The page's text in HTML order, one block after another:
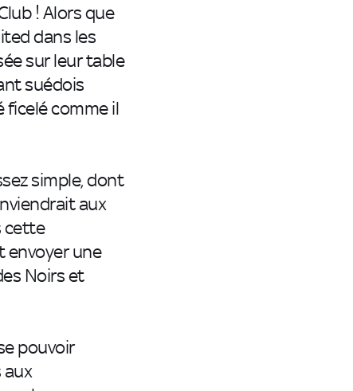
! Alors que
dans les
sur leur table
suédois
ficelé comme il
simple, dont
aux
cette
envoyer une
Noirs et
pouvoir
aux